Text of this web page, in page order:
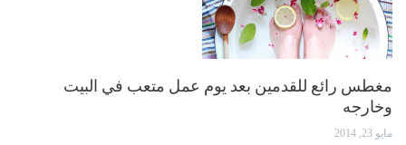
مغطس رائع للقدمين بعد يوم عمل متعب في البيت
وخارجه
مايو 23, 2014